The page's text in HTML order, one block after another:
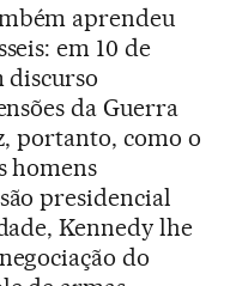
aprendeu
em 10 de
discurso
da Guerra
portanto, como o
homens
presidencial
Kennedy lhe
do